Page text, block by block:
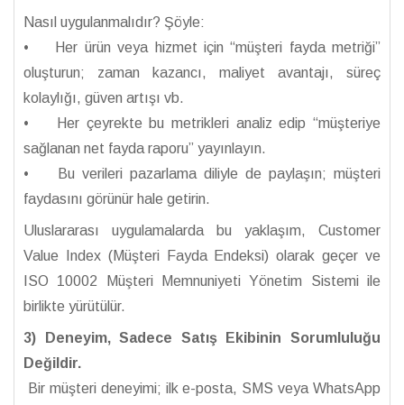
Nasıl uygulanmalıdır? Şöyle:
• Her ürün veya hizmet için “müşteri fayda metriği”
oluşturun; zaman kazancı, maliyet avantajı, süreç
kolaylığı, güven artışı vb.
• Her çeyrekte bu metrikleri analiz edip “müşteriye
sağlanan net fayda raporu” yayınlayın.
• Bu verileri pazarlama diliyle de paylaşın; müşteri
faydasını görünür hale getirin.
Uluslararası uygulamalarda bu yaklaşım, Customer
Value Index (Müşteri Fayda Endeksi) olarak geçer ve
ISO 10002 Müşteri Memnuniyeti Yönetim Sistemi ile
birlikte yürütülür.
3) Deneyim, Sadece Satış Ekibinin Sorumluluğu
Değildir.
Bir müşteri deneyimi; ilk e-posta, SMS veya WhatsApp